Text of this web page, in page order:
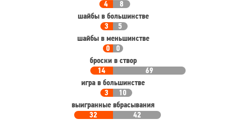
4
8
шайбы в большинстве
3
5
шайбы в меньшинстве
0
0
броски в створ
14
69
игра в большинстве
3
10
выигранные вбрасывания
32
42